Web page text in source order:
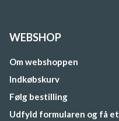
WEBSHOP
Om webshoppen
Indkøbskurv
Følg bestilling
Udfyld formularen og få et